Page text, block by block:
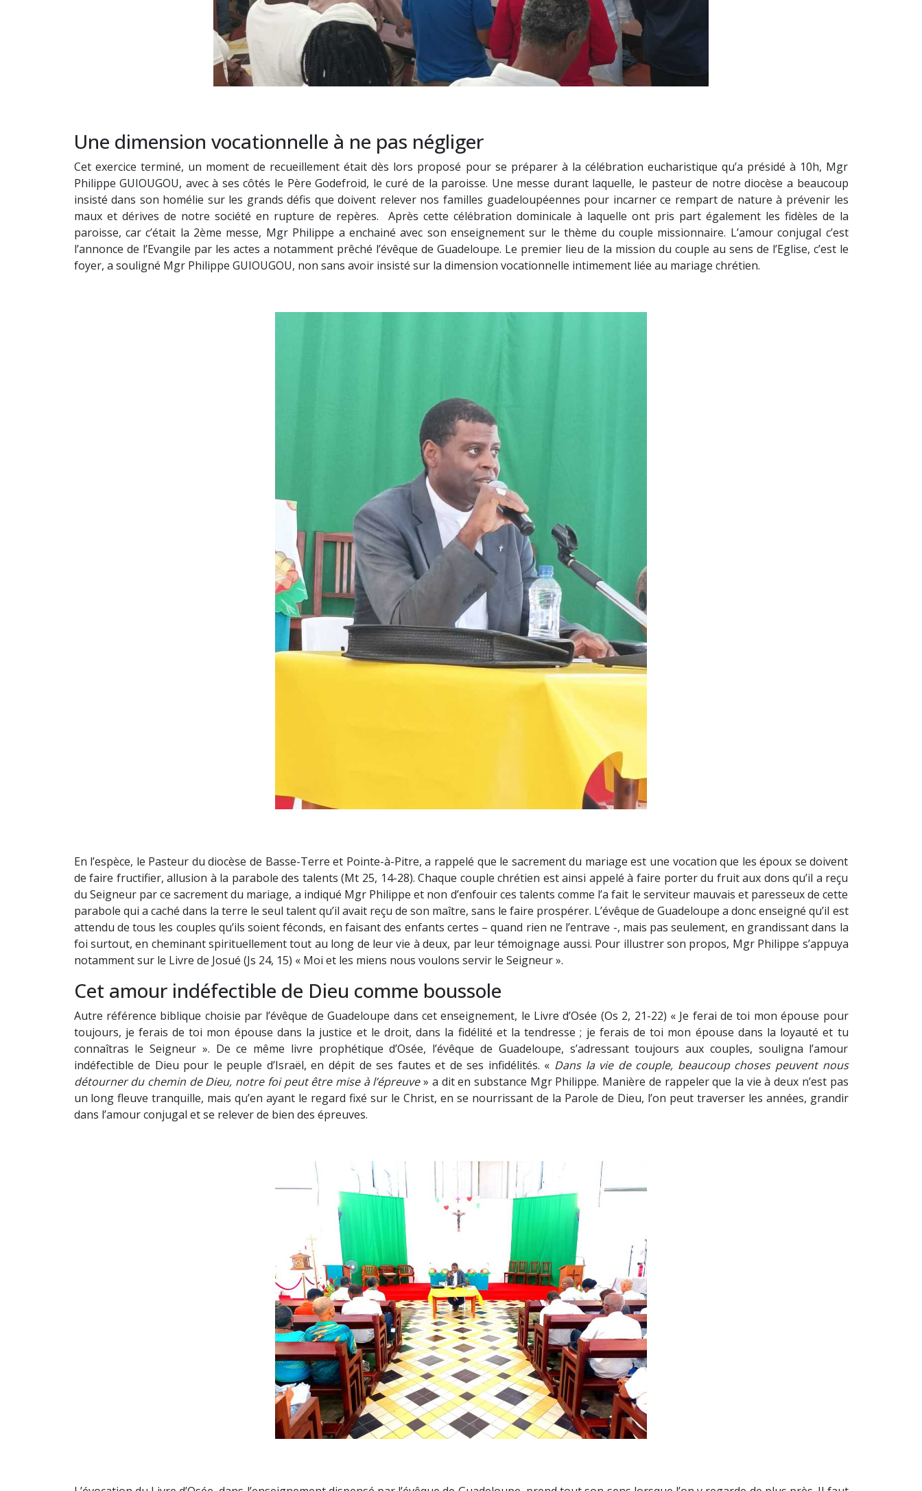
Une dimension vocationnelle à ne pas négliger
Cet exercice terminé, un moment de recueillement était dès lors proposé pour se préparer à la célébration eucharistique qu’a présidé à 10h, Mgr
Philippe GUIOUGOU, avec à ses côtés le Père Godefroid, le curé de la paroisse. Une messe durant laquelle, le pasteur de notre diocèse a beaucoup
insisté dans son homélie sur les grands défis que doivent relever nos familles guadeloupéennes pour incarner ce rempart de nature à prévenir les
maux et dérives de notre société en rupture de repères. Après cette célébration dominicale à laquelle ont pris part également les fidèles de la
paroisse, car c’était la 2ème messe, Mgr Philippe a enchainé avec son enseignement sur le thème du couple missionnaire. L’amour conjugal c’est
l’annonce de l’Evangile par les actes a notamment prêché l’évêque de Guadeloupe. Le premier lieu de la mission du couple au sens de l’Eglise, c’est le
foyer, a souligné Mgr Philippe GUIOUGOU, non sans avoir insisté sur la dimension vocationnelle intimement liée au mariage chrétien.
En l’espèce, le Pasteur du diocèse de Basse-Terre et Pointe-à-Pitre, a rappelé que le sacrement du mariage est une vocation que les époux se doivent
de faire fructifier, allusion à la parabole des talents (Mt 25, 14-28). Chaque couple chrétien est ainsi appelé à faire porter du fruit aux dons qu’il a reçu
du Seigneur par ce sacrement du mariage, a indiqué Mgr Philippe et non d’enfouir ces talents comme l’a fait le serviteur mauvais et paresseux de cette
parabole qui a caché dans la terre le seul talent qu’il avait reçu de son maître, sans le faire prospérer. L’évêque de Guadeloupe a donc enseigné qu’il est
attendu de tous les couples qu’ils soient féconds, en faisant des enfants certes – quand rien ne l’entrave -, mais pas seulement, en grandissant dans la
foi surtout, en cheminant spirituellement tout au long de leur vie à deux, par leur témoignage aussi. Pour illustrer son propos, Mgr Philippe s’appuya
notamment sur le Livre de Josué (Js 24, 15) « Moi et les miens nous voulons servir le Seigneur ».
Cet amour indéfectible de Dieu comme boussole
Autre référence biblique choisie par l’évêque de Guadeloupe dans cet enseignement, le Livre d’Osée (Os 2, 21-22) « Je ferai de toi mon épouse pour
toujours, je ferais de toi mon épouse dans la justice et le droit, dans la fidélité et la tendresse ; je ferais de toi mon épouse dans la loyauté et tu
connaîtras le Seigneur ». De ce même livre prophétique d’Osée, l’évêque de Guadeloupe, s’adressant toujours aux couples, souligna l’amour
indéfectible de Dieu pour le peuple d’Israël, en dépit de ses fautes et de ses infidélités. « Dans la vie de couple, beaucoup choses peuvent nous
détourner du chemin de Dieu, notre foi peut être mise à l’épreuve» a dit en substance Mgr Philippe. Manière de rappeler que la vie à deux n’est pas
un long fleuve tranquille, mais qu’en ayant le regard fixé sur le Christ, en se nourrissant de la Parole de Dieu, l’on peut traverser les années, grandir
dans l’amour conjugal et se relever de bien des épreuves.